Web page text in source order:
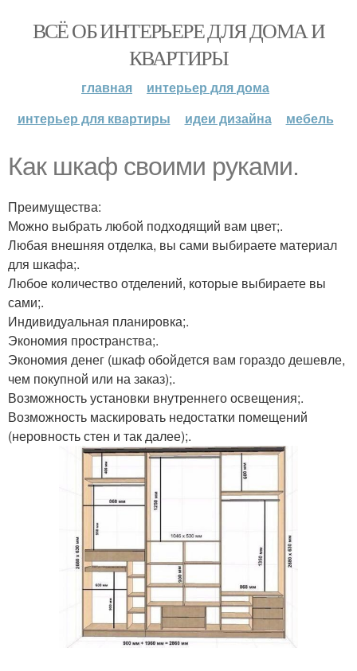
ВСЁ ОБ ИНТЕРЬЕРЕ ДЛЯ ДОМА И
КВАРТИРЫ
главная
интерьер для дома
интерьер для квартиры
идеи дизайна мебель
Как шкаф своими руками.
Преимущества:
Можно выбрать любой подходящий вам цвет;.
Любая внешняя отделка, вы сами выбираете материал
для шкафа;.
Любое количество отделений, которые выбираете вы
сами;.
Индивидуальная планировка;.
Экономия пространства;.
Экономия денег (шкаф обойдется вам гораздо дешевле,
чем покупной или на заказ);.
Возможность установки внутреннего освещения;.
Возможность маскировать недостатки помещений
(неровность стен и так далее);.